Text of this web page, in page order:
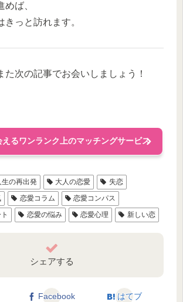
ば、
きっと訪れます。
た次の記事でお会いしましょう！
るワンランク上のマッチングサービス
生の再出発 大人の恋愛
失恋
恋愛コラム
恋愛コンパス
恋愛の悩み 恋愛心理 新しい恋
シェアする
Facebook はてブ